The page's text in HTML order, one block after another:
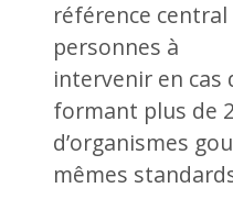
référence
personnes à
intervenir en cas
formant plus de
d’organismes
mêmes